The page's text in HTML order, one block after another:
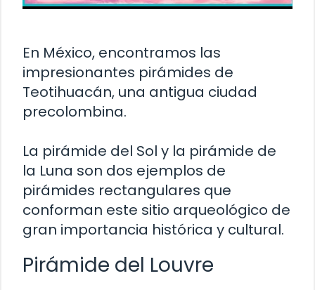
En México, encontramos las
impresionantes pirámides de
Teotihuacán, una antigua ciudad
precolombina.
La pirámide del Sol y la pirámide de
la Luna son dos ejemplos de
pirámides rectangulares que
conforman este sitio arqueológico de
gran importancia histórica y cultural.
Pirámide del Louvre